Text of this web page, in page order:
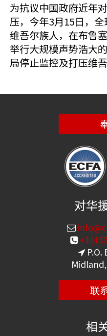
为抗议中国政府近年
压，今年3月15日，
维吾尔族人，在布鲁
举行大规模声势浩大
局停止监控及打压维吾
对华
P.O.
联
相